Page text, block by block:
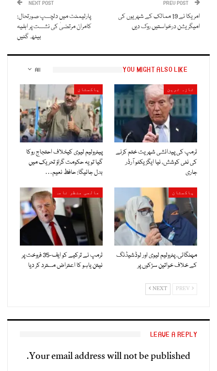
امریکا نے 19 ممالک کے شہریوں کی
امیگریشن درخواستیں روک دیں
NEXT POST
پارلیمنٹ میں دلچسپ صورتحال:
کامران مرتضیٰ کی نشست پر اہلیہ
بیٹھ گئیں
All YOU MIGHT ALSO LIKE
تازہ ترین
ٹرمپ کی پیدائشی شہریت ختم کرنے
کی نئی کوشش، نیا ایگزیکٹو آرڈر
جاری
پاکستان
پیٹرولیم لیوی کیخلاف احتجاج روکا
گیا تو یہ حکومت گراؤ تحریک میں
بدل جائیگا: حافظ نعیم…
پاکستان
مہنگائی، پٹرولیم لیوی اور لوڈشیڈنگ
کے خلاف خواتین سڑکوں پر
عالمی منظر نامہ
ٹرمپ نے ترکیے کو ایف-35 فروخت پر
نیتن یاہو کا اعتراض مسترد کر دیا
NEXT
LEAVE A REPLY
Your email address will not be published.